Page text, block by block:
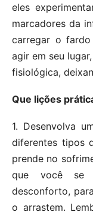
eles
marcadores da
carregar o
agir em seu
fisiológica,
Que lições
1. Desenvolva
diferentes tipos
prende no
que você se
desconforto,
o arrastem.